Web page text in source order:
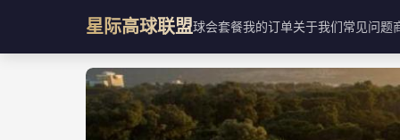
星际高球联盟球会套餐我的订单关于我们常见问题